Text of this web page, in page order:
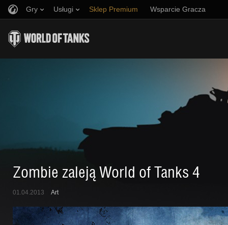
Gry Usługi Sklep Premium Wsparcie Gracza
Muzyka
Zasady fair play
Wargaming.net Game Center
Zwerbuj znajomego
Discord
Zombie zaleją World of Tanks 4
01.04.2013 Art